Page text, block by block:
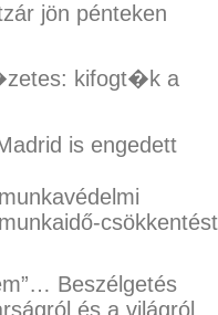
jön pénteken
kifogt�k a
is engedett
csökkentést
Beszélgetés
és a világról